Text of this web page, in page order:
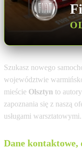
Szukasz nowego
województwie
mieście Olsztyn to
zapoznania się z naszą
usługami warsztatowymi.
Dane